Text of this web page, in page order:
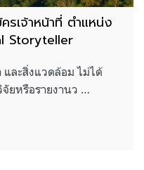
รเจ้าหน้าที่ ตำแหน่ง
Storyteller
และสิ่งแวดล้อม ไม่ได้
ยหรือรายงานว …
รับสมัครเจ้าหน้าที่ ตำแหน่ง